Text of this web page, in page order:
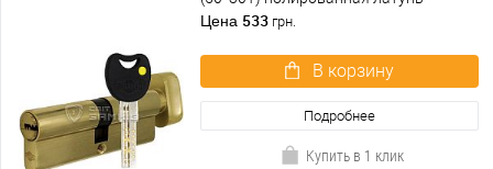
Цена 533 грн.
В корзину
Подробнее
Купить в 1 клик